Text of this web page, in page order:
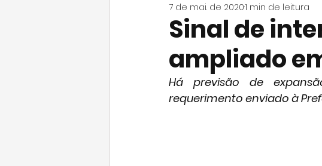
Sinal de
ampliado
7 de mai. de 20201 min de leitura
Há previsão de
requerimento enviado à